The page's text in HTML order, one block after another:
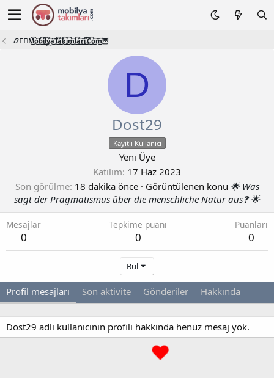
📿🧙‍♂️M͜͡o͜͡b͜͡i͜͡l͜͡y͜͡a͜͡T͜͡a͜͡k͜͡i͜͡m͜͡l͜͡a͜͡r͜͡i͜͡.͜͡C͜͡o͜͡m͜͡🦉
D
Dost29
Kayıtlı Kullanıcı
Yeni Üye
Katılım 17 Haz 2023
Son görülme 18 dakika önce · Görüntülenen konu 🌟 Was
sagt der Pragmatismus über die menschliche Natur aus❓ 🌟
Mesajlar
0
Tepkime puanı
0
Puanları
0
Bul
Profil mesajları Son aktivite Gönderiler Hakkında
Dost29 adlı kullanıcının profili hakkında henüz mesaj yok.